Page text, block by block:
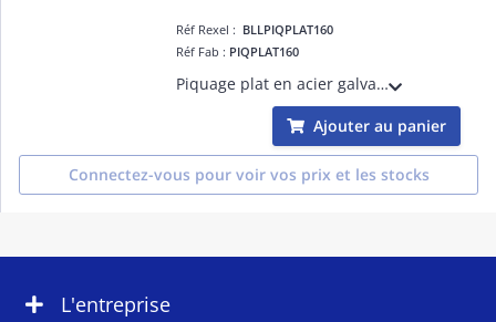
Réf Rexel : BLLPIQPLAT160
Réf Fab : PIQPLAT160
Piquage plat en acier galvanise diamètre 160 mm
Ajouter au panier
Connectez-vous pour voir vos prix et les stocks
L'entreprise